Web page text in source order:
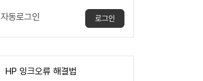
자동로그인 로그인
windows10 우클릭 메뉴에 특정
프로그램 확장자 바로열기
HP 잉크오류 해결법